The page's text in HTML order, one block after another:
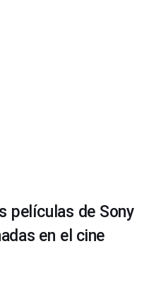
películas de Sony
en el cine